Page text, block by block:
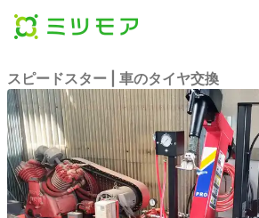
スピードスター | 車のタイヤ交換